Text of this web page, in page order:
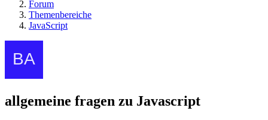
Forum
Themenbereiche
JavaScript
allgemeine fragen zu Javascript